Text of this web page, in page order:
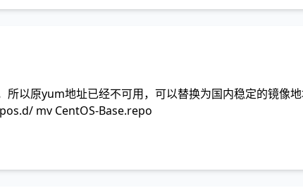
以原yum地址已经不可用，可以替换为国内稳定的镜像地
mv CentOS-Base.repo